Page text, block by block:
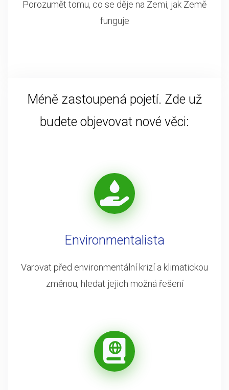
Porozumět tomu, co se děje na Zemi, jak Země
funguje
Méně zastoupená pojetí. Zde už
budete objevovat nové věci:
Environmentalista
Varovat před environmentální krizí a klimatickou
změnou, hledat jejich možná řešení